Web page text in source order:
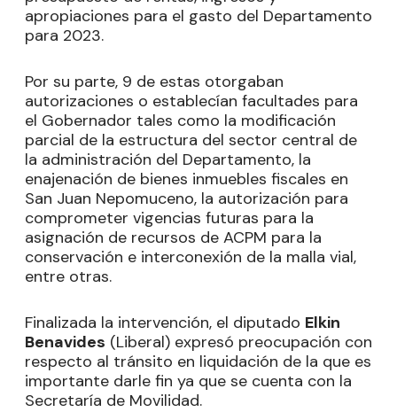
apropiaciones para el gasto del Departamento
para 2023.
Por su parte, 9 de estas otorgaban
autorizaciones o establecían facultades para
el Gobernador tales como la modificación
parcial de la estructura del sector central de
la administración del Departamento, la
enajenación de bienes inmuebles fiscales en
San Juan Nepomuceno, la autorización para
comprometer vigencias futuras para la
asignación de recursos de ACPM para la
conservación e interconexión de la malla vial,
entre otras.
Finalizada la intervención, el diputado Elkin
Benavides (Liberal) expresó preocupación con
respecto al tránsito en liquidación de la que es
importante darle fin ya que se cuenta con la
Secretaría de Movilidad.